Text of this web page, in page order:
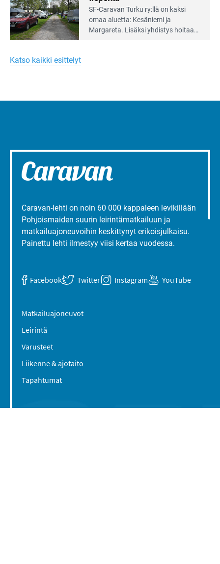
Lue
Leirintäoppaan
artikkeli:
Merellinen
Turun
liepeillä
SF-Caravan Turku ry:llä on kaksi
omaa aluet­ta: Kesäniemi ja
Margareta. Lisäksi yhdis­tys hoitaa
Katso kaikki esittelyt
Caravan-lehti on noin 60 000 kappaleen levikillään
Pohjoismaiden suurin leirintämatkailuun ja
matkailuajoneuvoihin keskittynyt erikoisjulkaisu.
Painettu lehti ilmestyy viisi kertaa vuodessa.
Facebook Twitter Instagram YouTube
Matkailuajoneuvot
Leirintä
Varusteet
Liikenne & ajotaito
Tapahtumat